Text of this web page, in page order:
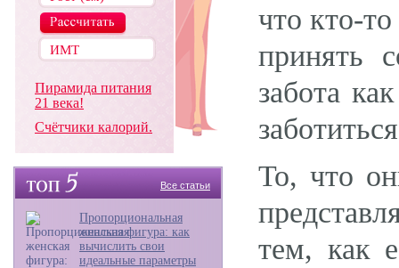
Пирамида питания
21 века!
Счётчики калорий.
Все статьи
Пропорциональная
женская фигура: как
вычислить свои
идеальные параметры
что кто-
принять
забота
То, что
тем, как